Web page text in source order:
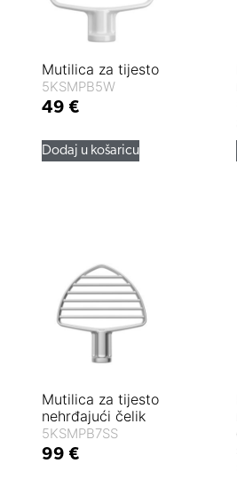
Mutilica za tijesto
5KSMPB5W
49 €
Dodaj u košaricu
Mutilica za tijesto
nehrđajući čelik
5KSMPB7SS
99 €